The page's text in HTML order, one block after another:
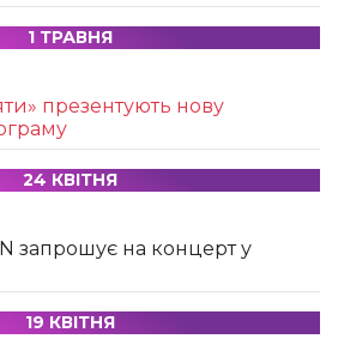
1 ТРАВНЯ
презентують нову
24 КВІТНЯ
запрошує на концерт у
19 КВІТНЯ